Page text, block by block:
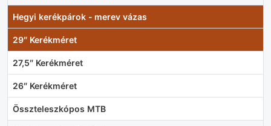
Hegyi kerékpárok - merev vázas
29″ Kerékméret
27,5″ Kerékméret
26″ Kerékméret
Összteleszkópos MTB